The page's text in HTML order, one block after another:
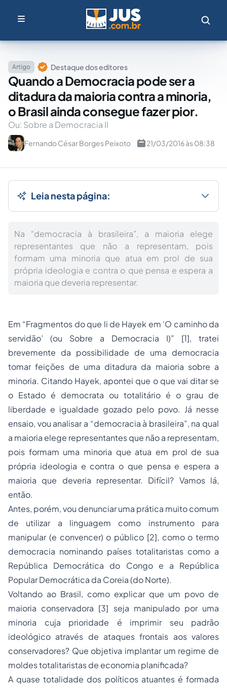
Artigo Destaque dos editores
Quando a Democracia pode ser a
ditadura da maioria contra a minoria,
o Brasil ainda consegue fazer pior.
Ou: Sobre a Democracia II
Fernando César Borges Peixoto 21/03/2016 às 08:38
Leia nesta página:
Na “democracia à brasileira”, a maioria elege
representantes que não a representam, pois
formam uma minoria que atua em prol de sua
própria ideologia e contra o que pensa e espera a
maioria que deveria representar.
Em “Fragmentos do que li de Hayek em ‘O caminho da
servidão’ (ou Sobre a Democracia I)” [1], tratei
brevemente da possibilidade de uma democracia
tomar feições de uma ditadura da maioria sobre a
minoria. Citando Hayek, apontei que o que vai ditar se
o Estado é democrata ou totalitário é o grau de
liberdade e igualdade gozado pelo povo. Já nesse
ensaio, vou analisar a “democracia à brasileira”, na qual
a maioria elege representantes que não a representam,
pois formam uma minoria que atua em prol de sua
própria ideologia e contra o que pensa e espera a
maioria que deveria representar. Difícil? Vamos lá,
então.
Antes, porém, vou denunciar uma prática muito comum
de utilizar a linguagem como instrumento para
manipular (e convencer) o público [2], como o termo
democracia nominando países totalitaristas como a
República Democrática do Congo e a República
Popular Democrática da Coreia (do Norte).
Voltando ao Brasil, como explicar que um povo de
maioria conservadora [3] seja manipulado por uma
minoria cuja prioridade é imprimir seu padrão
ideológico através de ataques frontais aos valores
conservadores? Que objetiva implantar um regime de
moldes totalitaristas de economia planificada?
A quase totalidade dos políticos atuantes é formada